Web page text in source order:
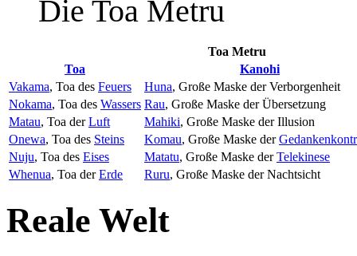
Die Toa Metru
Toa Metru
Toa
Kanohi
Vakama, Toa des Feuers Huna, Große Maske der Verborgenheit
Nokama, Toa des Wassers Rau, Große Maske der Übersetzung
Matau, Toa derLuft Mahiki, Große Maske der Illusion
Onewa, Toa des Steins Komau, Große Maske der
Nuju, Toa des Eises Matatu, Große Maske derTelekinese
Whenua, Toa derErde Ruru, Große Maske der Nachtsicht
Reale Welt